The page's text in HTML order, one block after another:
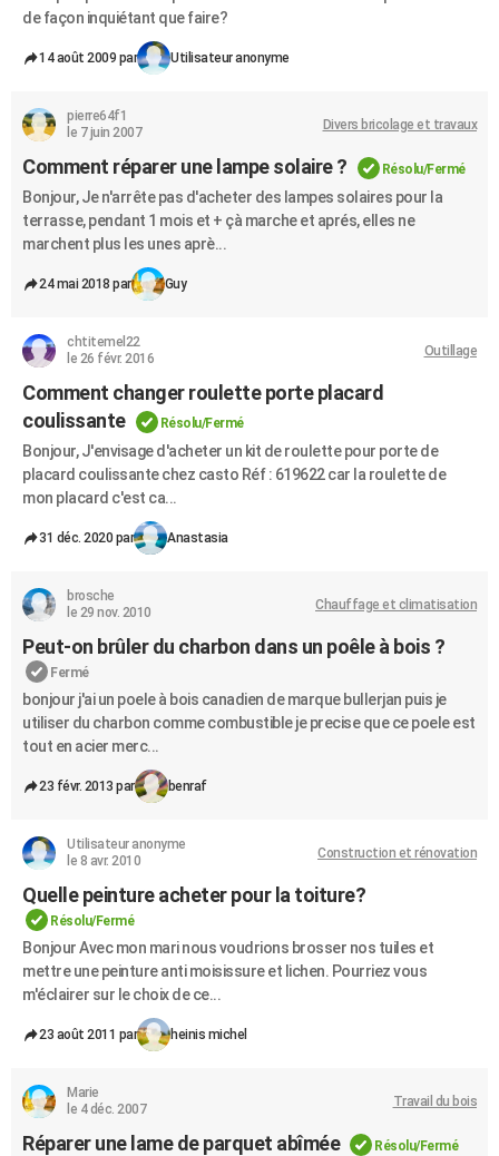
de façon inquiétant que faire?
14 août 2009 par Utilisateur anonyme
pierre64f1
le 7 juin 2007
Divers bricolage et travaux
Comment réparer une lampe solaire ? Résolu/Fermé
Bonjour, Je n'arrête pas d'acheter des lampes solaires pour la
terrasse, pendant 1 mois et + çà marche et aprés, elles ne
marchent plus les unes aprè...
24 mai 2018 par Guy
chtitemel22
le 26 févr. 2016
Outillage
Comment changer roulette porte placard
coulissante
Résolu/Fermé
Bonjour, J'envisage d'acheter un kit de roulette pour porte de
placard coulissante chez casto Réf : 619622 car la roulette de
mon placard c'est ca...
31 déc. 2020 par Anastasia
brosche
le 29 nov. 2010
Chauffage et climatisation
Peut-on brûler du charbon dans un poêle à bois ?
Fermé
bonjour j'ai un poele à bois canadien de marque bullerjan puis je
utiliser du charbon comme combustible je precise que ce poele est
tout en acier merc...
23 févr. 2013 par benraf
Utilisateur anonyme
le 8 avr. 2010
Construction et rénovation
Quelle peinture acheter pour la toiture?
Résolu/Fermé
Bonjour Avec mon mari nous voudrions brosser nos tuiles et
mettre une peinture anti moisissure et lichen. Pourriez vous
m'éclairer sur le choix de ce...
23 août 2011 par heinis michel
Marie
le 4 déc. 2007
Travail du bois
Réparer une lame de parquet abîmée Résolu/Fermé